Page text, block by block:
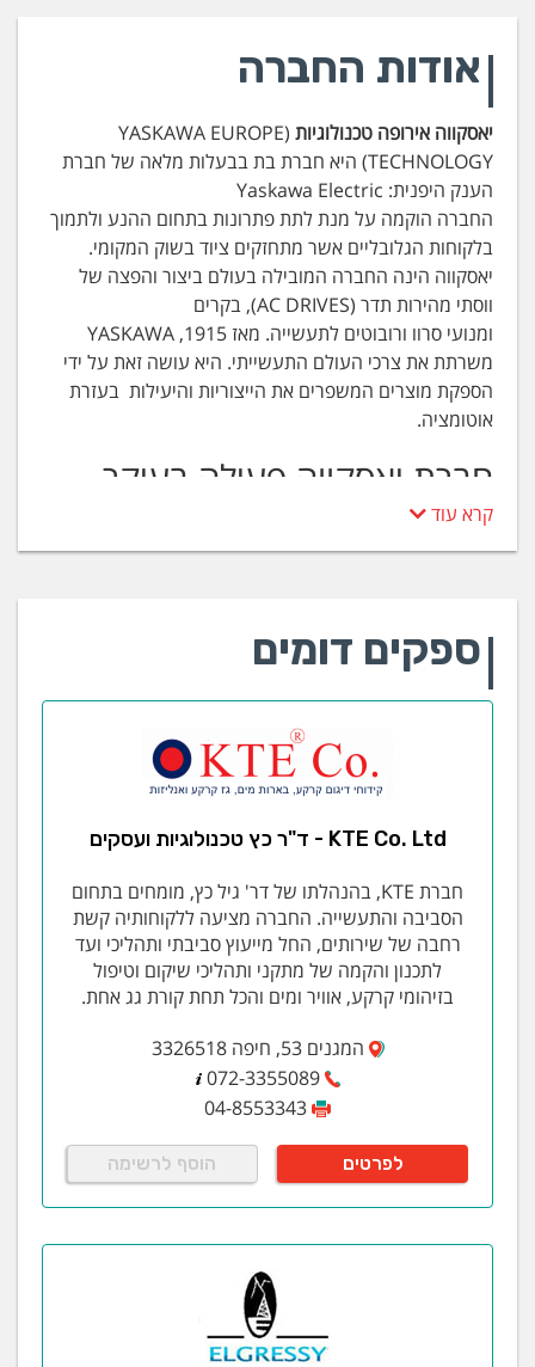
אודות החברה
יאסקווה אירופה טכנולוגיות (YASKAWA EUROPE
TECHNOLOGY) היא חברת בת בבעלות מלאה של חברת
הענק היפנית: Yaskawa Electric
החברה הוקמה על מנת לתת פתרונות בתחום ההנע ולתמוך
בלקוחות הגלובליים אשר מתחזקים ציוד בשוק המקומי.
יאסקווה הינה החברה המובילה בעולם ביצור והפצה של
ווסתי מהירות תדר (AC DRIVES), בקרים
ומנועי סרוו ורובוטים לתעשייה. מאז 1915, YASKAWA
משרתת את צרכי העולם התעשייתי. היא עושה זאת על ידי
הספקת מוצרים המשפרים את הייצוריות והיעילות בעזרת
אוטומציה.
חברת יאסקווה פעילה בעיקר
בתחומים הבאים:
פתרונות בתחום בקרת ההנע (Motion Control
שולחנות מיצוב (Positioning Stages)
Robotic solutions )
פתרונות בתחום מוליכים למחצה והתעשיות הנקיות
אפליקציות אופייניות:
בתחום המוליכים למחצה: שינוע פרוסות ורכיבי סיליקון
machines)
הדפסה בפורמט רחב
אריזה
חיתוך מדויק בלייזר
עיבוד שבבי ( Machine tools)
ציוד סריקה אופטית ( Display inspection
הטכנולוגיה הקיימת על מנת לענות לצרכי השוק המתקדמים
ביותר.
סקירה, טכנולוגיה ויכולות פיתוח (מו"פ)
קרא עוד
ספקים דומים
KTE Co. Ltd - ד"ר כץ טכנולוגיות ועסקים
חברת KTE, בהנהלתו של דר' גיל כץ, מומחים בתחום
הסביבה והתעשייה. החברה מציעה ללקוחותיה קשת
רחבה של שירותים, החל מייעוץ סביבתי ותהליכי ועד
לתכנון והקמה של מתקני ותהליכי שיקום וטיפול
בזיהומי קרקע, אוויר ומים והכל תחת קורת גג אחת.
המגנים 53, חיפה 3326518
072-3355089
04-8553343
לפרטים הוסף לרשימה